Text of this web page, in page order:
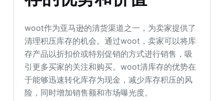
woot作为亚马逊的清货渠道之一，为卖家提供了
清理积压库存的机会。通过woot，卖家可以将库
存产品以折扣价或特别促销的方式进行销售，吸
引更多买家的关注和购买。woot清库存的优势在
于能够迅速转化库存为现金，减少库存积压的风
险，同时增加销售额和市场曝光度。